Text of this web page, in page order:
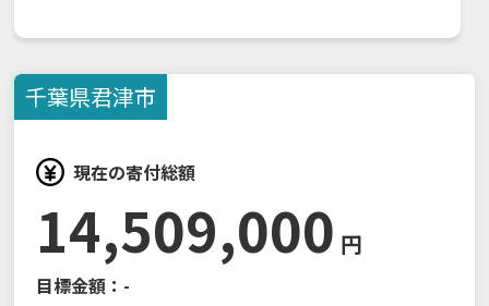
千葉県君津市
現在の寄付総額
14,509,000 円
目標金額： -